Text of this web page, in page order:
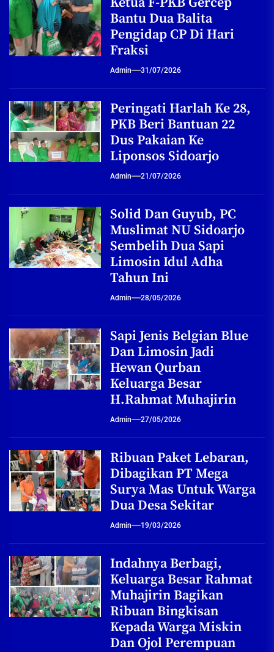
Bantu Dua Balita
Pengidap CP Di Hari
Fraksi
Admin 31/07/2026
Peringati Harlah Ke 28,
PKB Beri Bantuan 22
Dus Pakaian Ke
Liponsos Sidoarjo
Admin 21/07/2026
Solid Dan Guyub, PC
Muslimat NU Sidoarjo
Sembelih Dua Sapi
Limosin Idul Adha
Tahun Ini
Admin 28/05/2026
Sapi Jenis Belgian Blue
Dan Limosin Jadi
Hewan Qurban
Keluarga Besar
H.Rahmat Muhajirin
Admin 27/05/2026
Ribuan Paket Lebaran,
Dibagikan PT Mega
Surya Mas Untuk Warga
Dua Desa Sekitar
Admin 19/03/2026
Indahnya Berbagi,
Keluarga Besar Rahmat
Muhajirin Bagikan
Ribuan Bingkisan
Kepada Warga Miskin
Dan Ojol Perempuan